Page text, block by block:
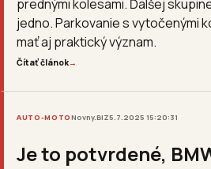
prednými kolesami. Ďalšej
jedno. Parkovanie s vytočenými
mať aj praktický význam.
Čítať článok→
AUTO-MOTONovny.BIZ5.7.2025 15:20:31
Je to potvrdené,